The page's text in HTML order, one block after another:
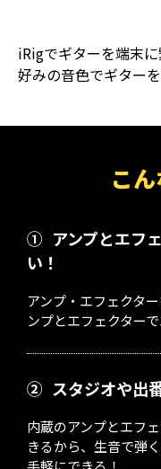
iRigでギターを端末
好みの音色でギター
こ
① アンプとエフ
い！
アンプ・エフェクタ
ンプとエフェクター
② スタジオや出
内蔵のアンプとエフ
きるから、生音で弾